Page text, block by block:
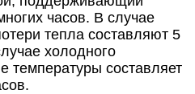
часов. В случае
тепла составляют 5
холодного
температуры составляет